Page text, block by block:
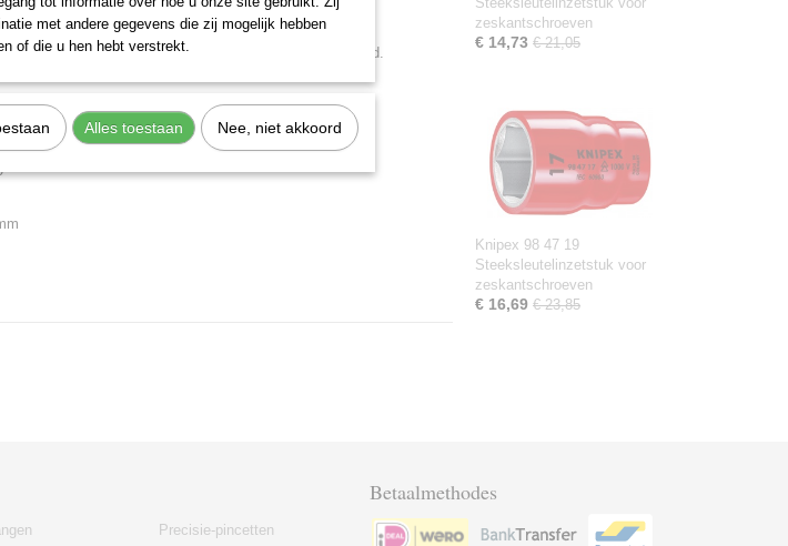
0,06 Kg
5,40 x 2,60 x 2,60 cm
zeskantschroeven 54 mm
metrisch of duim. Gereedschap geheel verchroomd.
1/2 inch
20.7 mm
zeskantschroeven
€ 14,73 € 21,05
Knipex 98 47 19
Steeksleutelinzetstuk voor
zeskantschroeven
€ 16,69 € 23,85
Precisie-pincetten
Betaalmethodes
met andere gegevens die zij mogelijk hebben
of die u hen hebt verstrekt.
Alles toestaan Nee, niet akkoord